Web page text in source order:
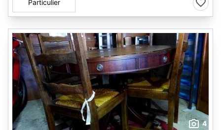
Particulier
4